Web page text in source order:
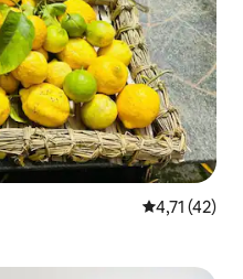
Średnia
4,71 (42)